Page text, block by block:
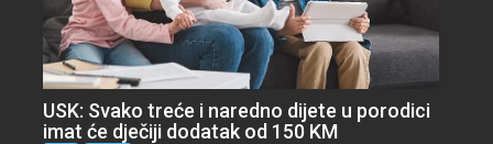
USK: Svako treće i naredno dijete u porodici
imat će dječiji dodatak od 150 KM